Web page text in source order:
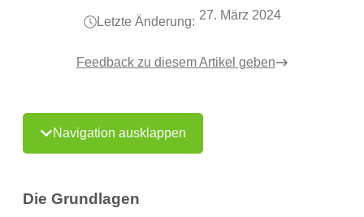
Navigation ausklappen
Die Grundlagen
Letzte Änderung: 27. März 2024
Feedback zu diesem Artikel geben